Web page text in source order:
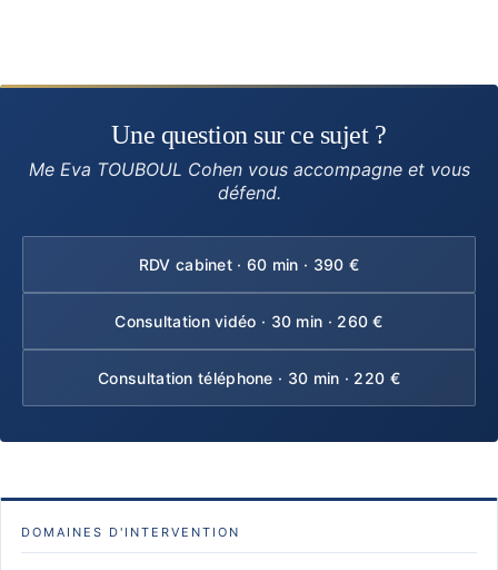
Une question sur ce sujet ?
Me Eva TOUBOUL Cohen vous accompagne et vous
défend.
RDV cabinet · 60 min · 390 €
Consultation vidéo · 30 min · 260 €
Consultation téléphone · 30 min · 220 €
DOMAINES D'INTERVENTION